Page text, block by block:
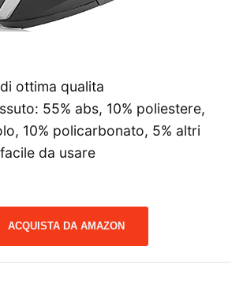
ottima qualita
55% abs, 10% poliestere,
10% policarbonato, 5% altri
da usare
ACQUISTA DA AMAZON